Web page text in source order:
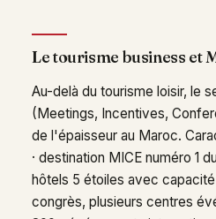
Le tourisme business et
Au-delà du tourisme loisir, le
(Meetings, Incentives,
de l'épaisseur au Maroc.
· destination MICE numéro 1
hôtels 5 étoiles avec
congrès, plusieurs centres